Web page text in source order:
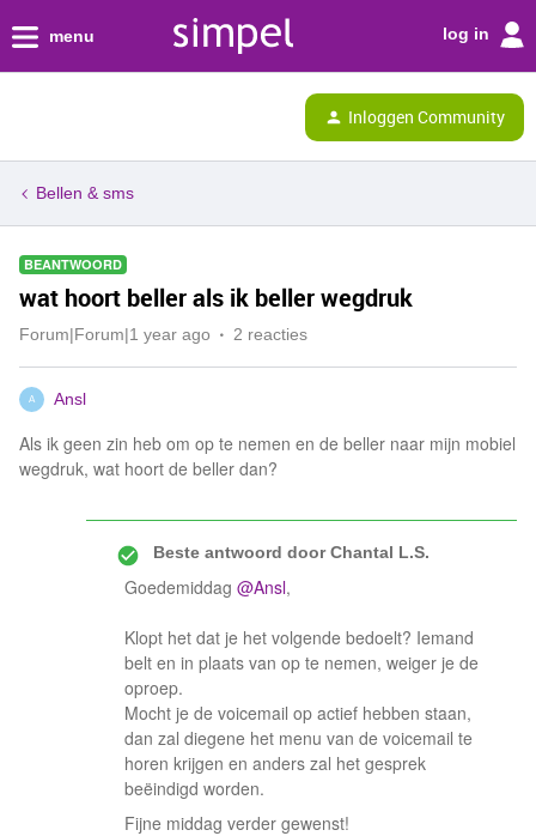
menu log in
Inloggen Community
Bellen & sms
BEANTWOORD
wat hoort beller als ik beller wegdruk
Forum|Forum|1 year ago 2 reacties
A Ansl
Als ik geen zin heb om op te nemen en de beller naar mijn mobiel
wegdruk, wat hoort de beller dan?
Beste antwoord doorChantal L.S.
Goedemiddag ​ @Ansl,
Klopt het dat je het volgende bedoelt? Iemand
belt en in plaats van op te nemen, weiger je de
oproep.
Mocht je de voicemail op actief hebben staan,
dan zal diegene het menu van de voicemail te
horen krijgen en anders zal het gesprek
beëindigd worden.
Fijne middag verder gewenst!